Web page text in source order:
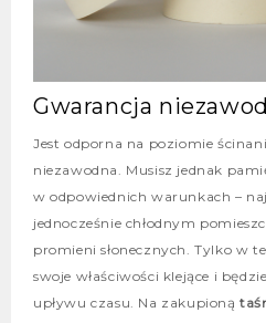
Gwarancja
Jest odporna na poziomie
niezawodna. Musisz jednak
w odpowiednich warunkach –
jednocześnie chłodnym
promieni słonecznych. Tylko w
swoje właściwości klejące i
upływu czasu. Na zakupioną